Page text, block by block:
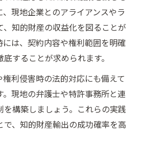
、現地企業とのアライアンスやラ
、知的財産の収益化を図ることが
には、契約内容や権利範囲を明確
することが求められます。
利侵害時の法的対応にも備えて
現地の弁護士や特許事務所と連
構築しましょう。これらの実践
で、知的財産輸出の成功確率を高